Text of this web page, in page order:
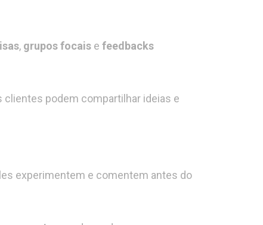
, grupos focaise feedbacks
clientes podem compartilhar ideias e
experimentem e comentem antes do